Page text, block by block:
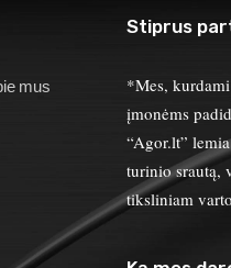
mus
Stiprus
*Mes,
įmonėms
“Agor.lt”
turinio srautą,
tiksliniam